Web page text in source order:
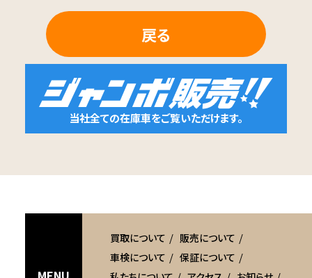
戻る
当社全ての在庫車をご覧いただけます。
買取について
販売について
車検について
保証について